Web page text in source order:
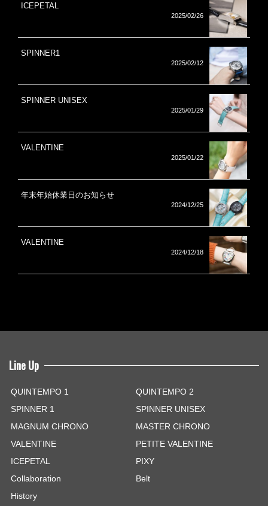
ICEPETAL
2025/02/26
SPINNER1
2025/02/12
SPINNER UNISEX
2025/01/29
VALENTINE
2025/01/22
年末年始休業日のお知らせ
2024/12/25
VALENTINE
2024/12/18
Line Up
QUINTEMPO 1
QUINTEMPO 2
SPINNER 1
SPINNER UNISEX
MAGNUM CHRONO
MASTER CHRONO
VALENTINE
PETITE VALENTINE
ICEPETAL
PIXY
Collaboration
Belt
History